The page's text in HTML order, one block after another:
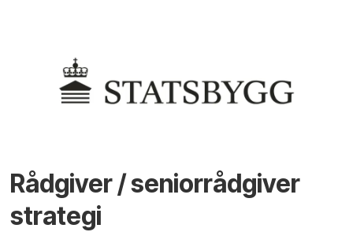
Rådgiver / seniorrådgiver
strategi